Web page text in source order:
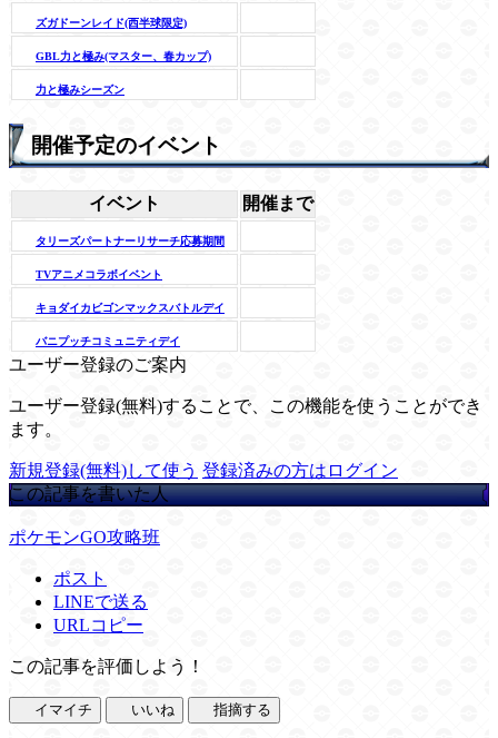
ズガドーンレイド(西半球限定)
GBL力と極み(マスター、春カップ)
力と極みシーズン
開催予定のイベント
イベント 開催まで
タリーズパートナーリサーチ応募期間
TVアニメコラボイベント
キョダイカビゴンマックスバトルデイ
バニプッチコミュニティデイ
ユーザー登録のご案内
ユーザー登録(無料)することで、この機能を使うことができ
ます。
新規登録(無料)して使う 登録済みの方はログイン
この記事を書いた人
ポケモンGO攻略班
ポスト
LINEで送る
URLコピー
この記事を評価しよう！
イマイチ いいね 指摘する